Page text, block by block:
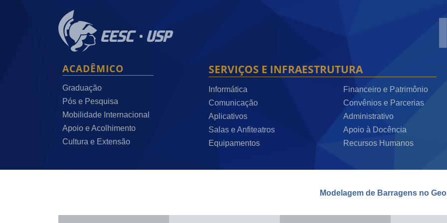
ACADÊMICO
Graduação
Pós e Pesquisa
Mobilidade Internacional
Apoio e Acolhimento
Cultura e Extensão
SERVIÇOS E INFRAESTRUTURA
Informática
Comunicação
Aplicativos
Salas e Anfiteatros
Equipamentos
Financeiro e Patrimônio
Convênios e Parcerias
Administrativo
Apoio à Docência
Recursos Humanos
Modelagem de Barragens no GeoStudio